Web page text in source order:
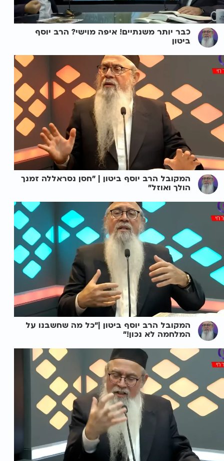
כבר יותר משנתיים! איפה מוישי? הרב יוסף
ביטון
המקובל הרב יוסף ביטון | "חסן נסראללה זמנך
הולך ואוזל"
המקובל הרב יוסף ביטון |"כל מה שחשבנו על
המלחמה לא נכון!"